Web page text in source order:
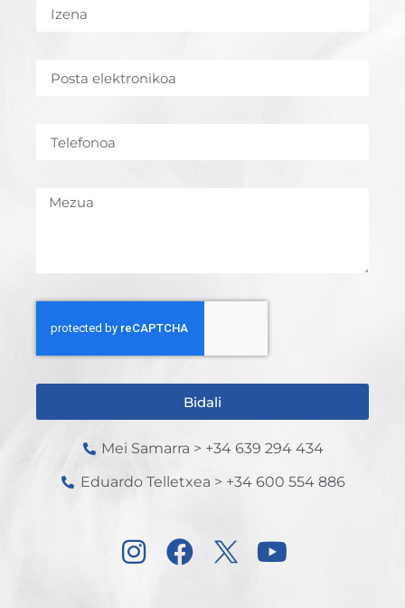
Bidali
Mei Samarra > +34 639 294 434
Eduardo Telletxea > +34 600 554 886